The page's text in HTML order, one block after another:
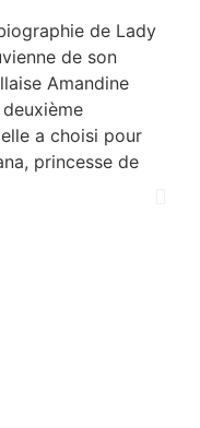
de Lady
de son
Amandine
a choisi pour
princesse de